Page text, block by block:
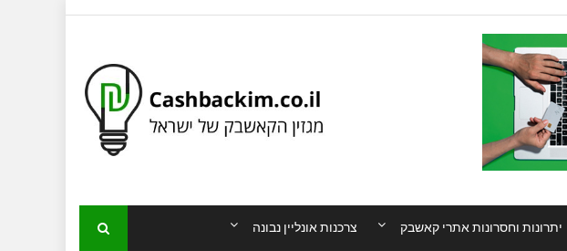
צרכנות אונליין נבונה יתרונות וחסרונות אתרי קאשבק